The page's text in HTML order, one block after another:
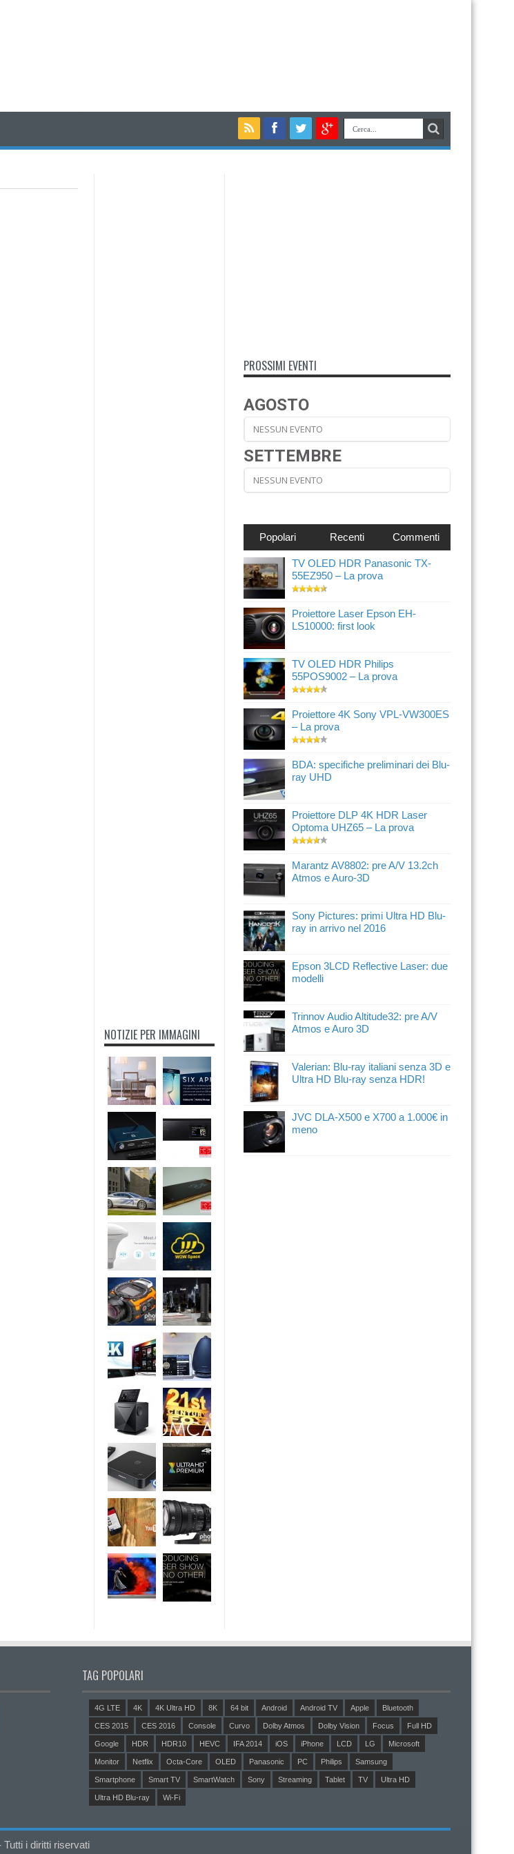
NOTIZIE PER IMMAGINI
PROSSIMI EVENTI
AGOSTO
NESSUN EVENTO
SETTEMBRE
NESSUN EVENTO
Popolari Recenti Commenti
TV OLED HDR Panasonic TX-
55EZ950 – La prova
Proiettore Laser Epson EH-
LS10000: first look
TV OLED HDR Philips
55POS9002 – La prova
Proiettore 4K Sony VPL-VW300ES
– La prova
BDA: specifiche preliminari dei Blu-
ray UHD
Proiettore DLP 4K HDR Laser
Optoma UHZ65 – La prova
Marantz AV8802: pre A/V 13.2ch
Atmos e Auro-3D
Sony Pictures: primi Ultra HD Blu-
ray in arrivo nel 2016
Epson 3LCD Reflective Laser: due
modelli
Trinnov Audio Altitude32: pre A/V
Atmos e Auro 3D
Valerian: Blu-ray italiani senza 3D e
Ultra HD Blu-ray senza HDR!
JVC DLA-X500 e X700 a 1.000€ in
meno
TAG POPOLARI
4G LTE 4K 4K Ultra HD 8K 64 bit Android Android TV Apple Bluetooth
CES 2015 CES 2016 Console Curvo Dolby Atmos Dolby Vision Focus Full HD
Google HDR HDR10 HEVC IFA 2014 iOS iPhone LCD LG Microsoft
Monitor Netflix Octa-Core OLED Panasonic PC Philips Samsung
Smartphone Smart TV SmartWatch Sony Streaming Tablet TV Ultra HD
Ultra HD Blu-ray Wi-Fi
i diritti riservati